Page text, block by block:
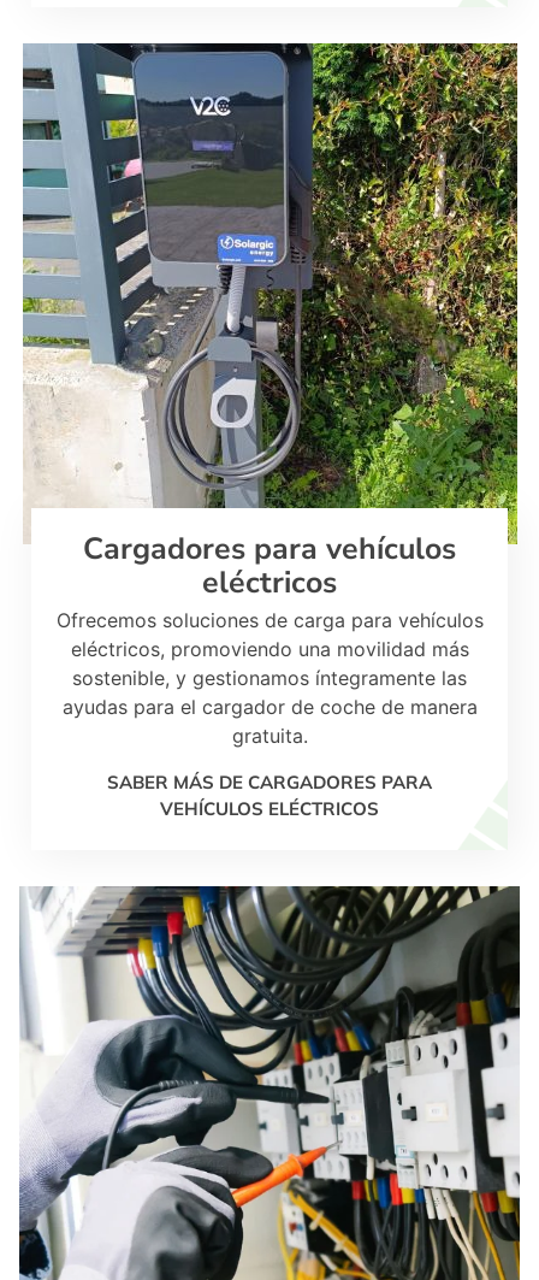
Cargadores para vehículos
eléctricos
Ofrecemos soluciones de carga para vehículos
eléctricos, promoviendo una movilidad más
sostenible, y gestionamos íntegramente las
ayudas para el cargador de coche de manera
gratuita.
SABER MÁS DE CARGADORES PARA
VEHÍCULOS ELÉCTRICOS